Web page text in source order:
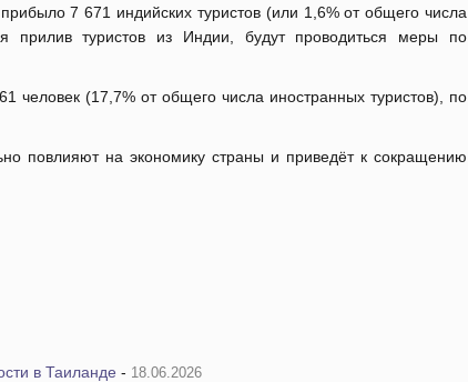
7 671 индийских туристов (или 1,6% от общего числа
прилив туристов из Индии, будут проводиться меры по
человек (17,7% от общего числа иностранных туристов), по
повлияют на экономику страны и приведёт к сокращению
в Таиланде - 18.06.2026